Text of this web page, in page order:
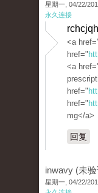
星期一, 04/22/
永久连接
<a
href="
<a
href="
href="
mg</a>
回复
inwavy (未
星期一, 04/22/